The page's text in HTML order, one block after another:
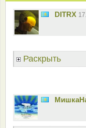
DITRX
Раскрыть